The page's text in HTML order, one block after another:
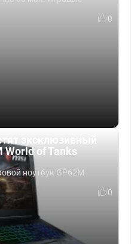
0
эксклюзивный
World of Tanks
ноутбук GP62M
0